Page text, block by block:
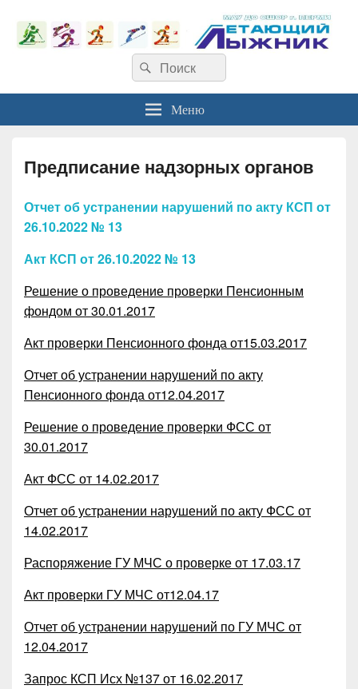
Найти:Поиск
Меню
Предписание надзорных органов
Отчет об устранении нарушений по акту КСП от
26.10.2022 № 13
Акт КСП от 26.10.2022 № 13
Решение о проведение проверки Пенсионным
фондом от 30.01.2017
Акт проверки Пенсионного фонда от15.03.2017
Отчет об устранении нарушений по акту
Пенсионного фонда от12.04.2017
Решение о проведение проверки ФСС от
30.01.2017
Акт ФСС от 14.02.2017
Отчет об устранении нарушений по акту ФСС от
14.02.2017
Распоряжение ГУ МЧС о проверке от 17.03.17
Акт проверки ГУ МЧС от12.04.17
Отчет об устранении нарушений по ГУ МЧС от
12.04.2017
Запрос КСП Исх №137 от 16.02.2017